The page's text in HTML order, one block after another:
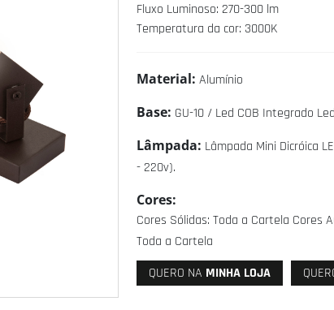
Fluxo Luminoso: 270-300 lm
Temperatura da cor: 3000K
Material: Alumínio
Base: GU-10 / Led COB Integrado
Lâmpada: Lâmpada Mini Dicróica
- 220v).
Cores:
Cores Sólidas: Toda a Cartela Cores
Toda a Cartela
QUERO NA MINHA LOJA